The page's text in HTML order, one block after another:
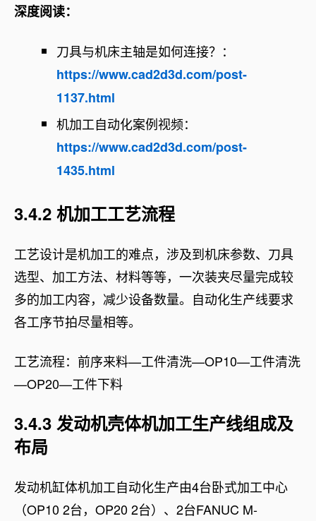
深度阅读：
刀具与机床主轴是如何连接？：
https://www.cad2d3d.com/post-
1137.html
机加工自动化案例视频：
https://www.cad2d3d.com/post-
1435.html
3.4.2 机加工工艺流程
工艺设计是机加工的难点，涉及到机床参数、刀具
选型、加工方法、材料等等，一次装夹尽量完成较
多的加工内容，减少设备数量。自动化生产线要求
各工序节拍尽量相等。
工艺流程：前序来料—工件清洗—OP10—工件清洗
—OP20—工件下料
3.4.3 发动机壳体机加工生产线组成及
布局
发动机缸体机加工自动化生产由4台卧式加工中心
（OP10 2台，OP20 2台）、2台FANUC M-